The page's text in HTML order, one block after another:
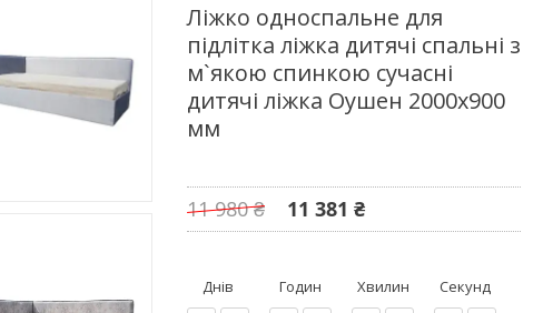
Ліжко односпальне для
підлітка ліжка дитячі спальні з
м`якою спинкою сучасні
дитячі ліжка Оушен 2000х900
мм
11 980 ₴ 11 381 ₴
Днів Годин Хвилин Секунд